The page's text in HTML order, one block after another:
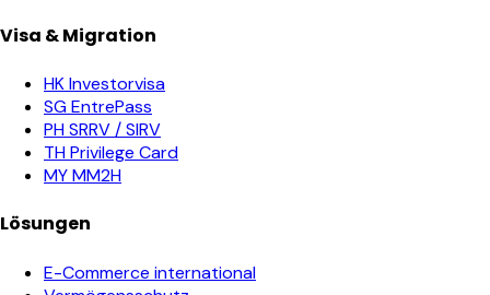
Visa & Migration
HK Investorvisa
SG EntrePass
PH SRRV / SIRV
TH Privilege Card
MY MM2H
Lösungen
E-Commerce international